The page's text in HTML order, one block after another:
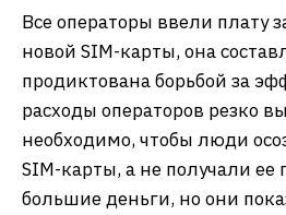
Все операторы ввели плату
новой SIM-карты, она
продиктована борьбой за
расходы операторов резко
необходимо, чтобы люди
SIM-карты, а не получали ее
большие деньги, но они